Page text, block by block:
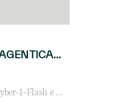
CYBERSECURITY AGENTICA: CON PERCEPTION E MAI-CYBER-1-FLASH MICROSOFT APRE NUOVI SERVIZI PER IL CANALE
Microsoft lancia MAI-Cyber-1-Flash e Perception: cybersecurity agentica in preview dal 3 novembre. Cosa cambia per MSP, system integrator e reseller.